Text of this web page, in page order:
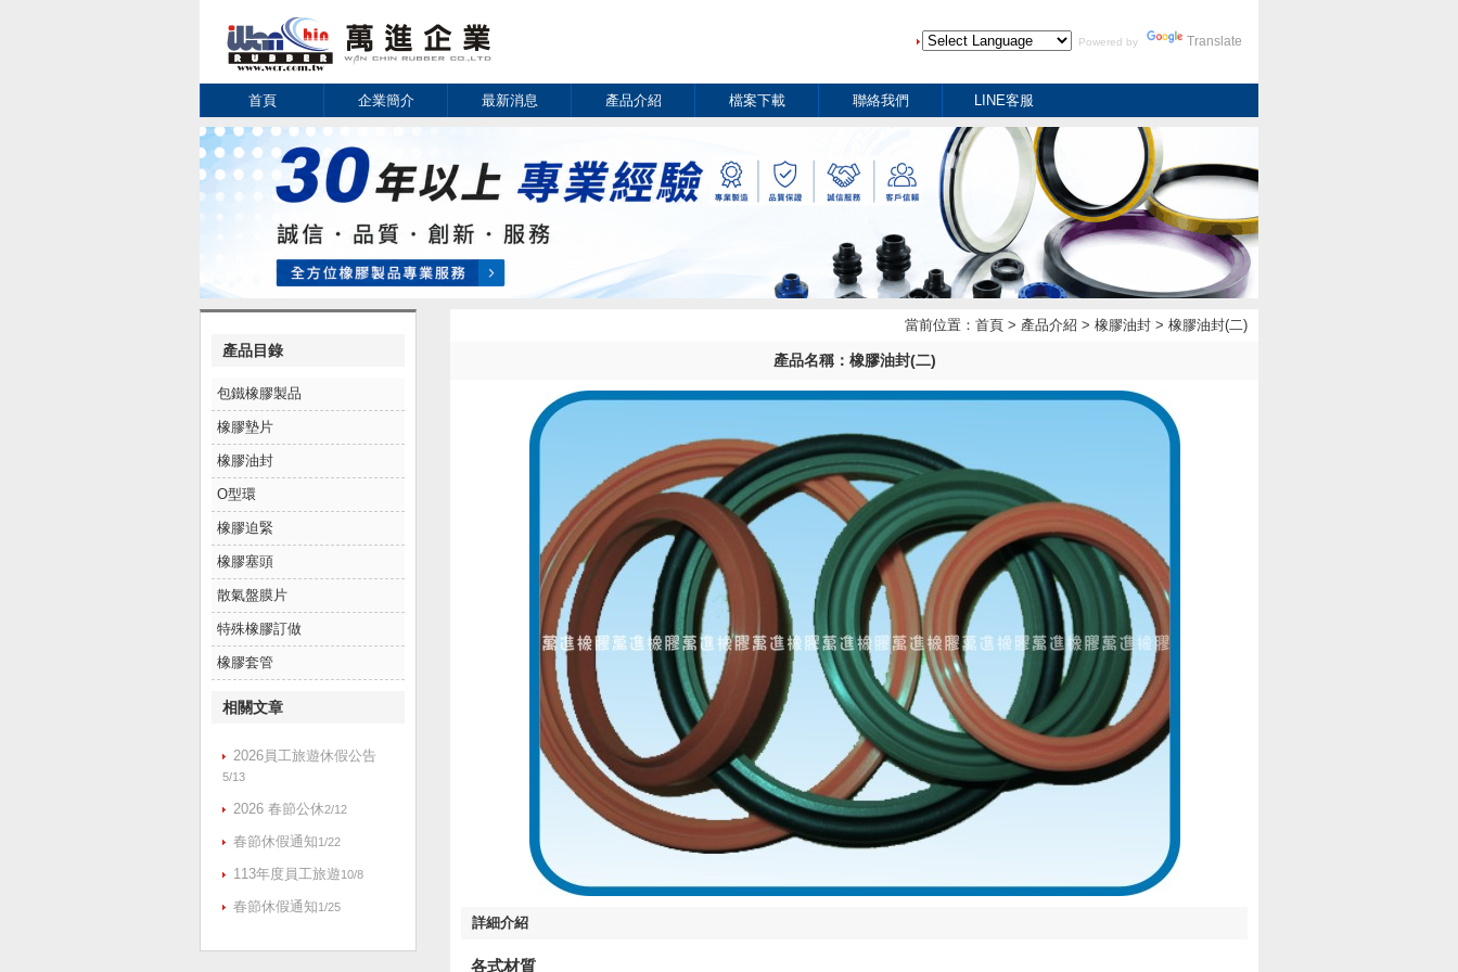
Powered by Translate
首頁 企業簡介 最新消息 產品介紹 檔案下載 聯絡我們 LINE客服
當前位置： 首頁 > 產品介紹 > 橡膠油封 > 橡膠油封(二)
產品名稱：橡膠油封(二)
詳細介紹
各式材質
產品目錄
包鐵橡膠製品
橡膠墊片
橡膠油封
O型環
橡膠迫緊
橡膠塞頭
散氣盤膜片
特殊橡膠訂做
橡膠套管
相關文章
2026員工旅遊休假公告
5/13
2026 春節公休2/12
春節休假通知1/22
113年度員工旅遊10/8
春節休假通知1/25